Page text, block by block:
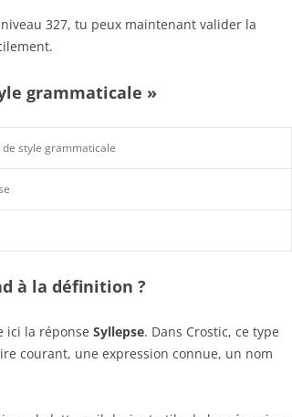
327, tu peux maintenant valider la
grammaticale »
de style grammaticale
à la définition ?
ici la réponse Syllepse. Dans Crostic, ce type
courant, une expression connue, un nom